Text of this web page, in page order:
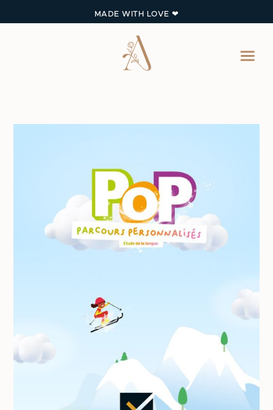
MADE WITH LOVE ❤